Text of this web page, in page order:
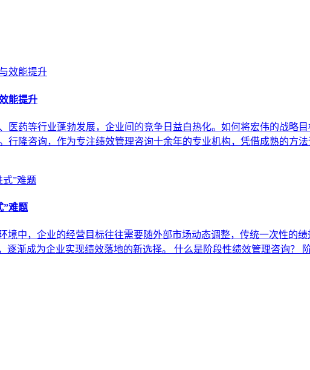
能提升
医药等行业蓬勃发展，企业间的竞争日益白热化。如何将宏伟的战略
行隆咨询，作为专注绩效管理咨询十余年的专业机构，凭借成熟的方
”难题
中，企业的经营目标往往需要随外部市场动态调整，传统一次性的
逐渐成为企业实现绩效落地的新选择。 什么是阶段性绩效管理咨询？